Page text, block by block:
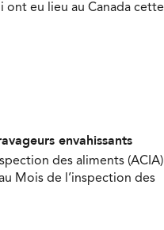
ont eu lieu au Canada cette
envahissants
des aliments (ACIA)
Mois de l’inspection des